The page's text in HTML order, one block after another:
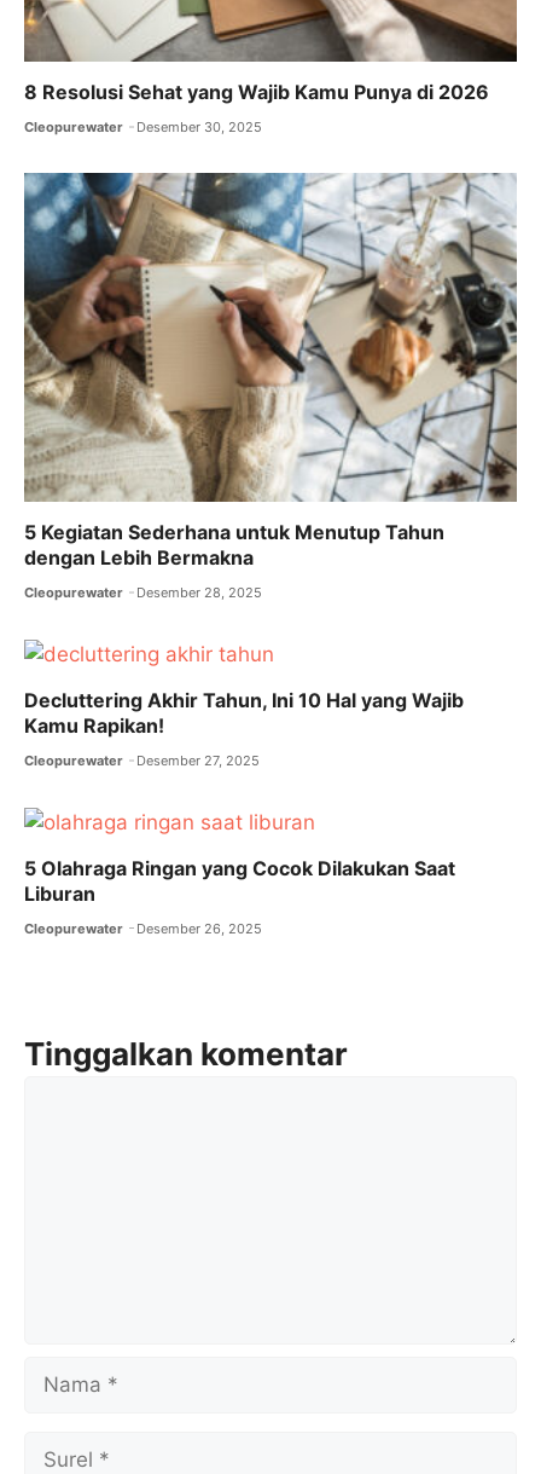
8 Resolusi Sehat yang Wajib Kamu Punya di 2026
Cleopurewater Desember 30, 2025
5 Kegiatan Sederhana untuk Menutup Tahun
dengan Lebih Bermakna
Cleopurewater Desember 28, 2025
Decluttering Akhir Tahun, Ini 10 Hal yang Wajib
Kamu Rapikan!
Cleopurewater Desember 27, 2025
5 Olahraga Ringan yang Cocok Dilakukan Saat
Liburan
Cleopurewater Desember 26, 2025
Tinggalkan komentar